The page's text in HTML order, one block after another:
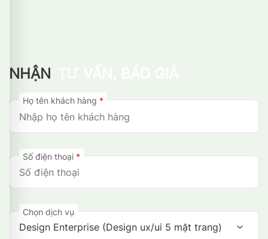
NHẬN
Họ tên khách hàng *
Số điện thoại *
Chọn dịch vụ